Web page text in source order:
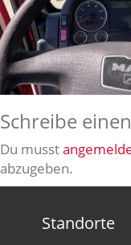
Schreibe
Du musst
abzugeben.
Standorte